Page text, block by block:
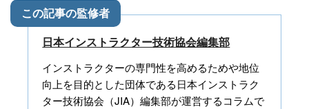
日本インストラクター技術協会編集部
インストラクターの専門性を高めるためや地位
向上を目的とした団体である日本インストラク
ター技術協会（JIA）編集部が運営するコラムで